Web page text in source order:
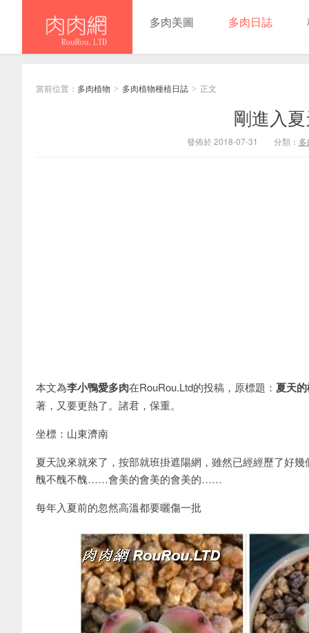
多肉美圖 多肉日誌
當前位置： 多肉植物 > 多肉植物種植日誌 > 正文
剛進入
發佈於 2018-07-31 分類：
本文為李小鴨愛多肉在RouRou.Ltd的投稿，原標題： 夏天
著，又要更熱了。諸君，保重。
坐標：山東濟南
夏天說來就來了，按部就班掛遮陽網，雖然已經經歷了好
醜不醜不醜……會美的會美的會美的……
每年入夏前的忽然高溫都要曬傷一批